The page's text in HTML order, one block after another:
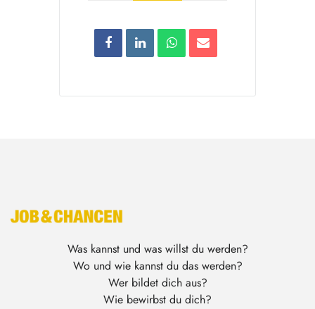
Was kannst und was willst du werden?
Wo und wie kannst du das werden?
Wer bildet dich aus?
Wie bewirbst du dich?